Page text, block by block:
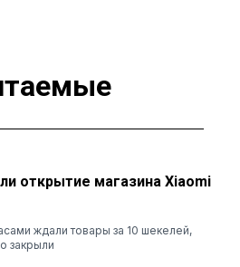
открытие магазина Xiaomi
ждали товары за 10 шекелей,
закрыли